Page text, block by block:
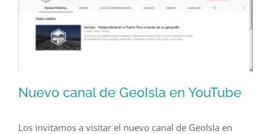
Nuevo canal de GeoIsla en YouTube
Los invitamos a visitar el nuevo canal de GeoIsla en